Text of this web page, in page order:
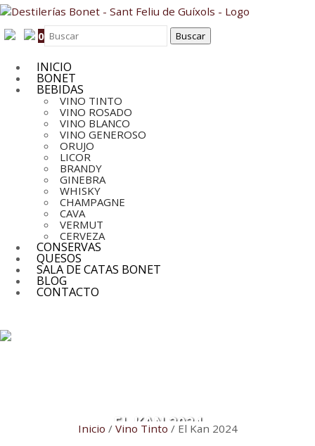
0
INICIO
BONET
BEBIDAS
VINO TINTO
VINO ROSADO
VINO BLANCO
VINO GENEROSO
ORUJO
LICOR
BRANDY
GINEBRA
WHISKY
CHAMPAGNE
CAVA
VERMUT
CERVEZA
CONSERVAS
QUESOS
SALA DE CATAS BONET
BLOG
CONTACTO
EL KAN 2024
Inicio / Vino Tinto / El Kan 2024